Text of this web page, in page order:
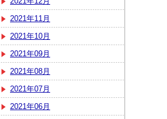
2021年11月
2021年10月
2021年09月
2021年08月
2021年07月
2021年06月